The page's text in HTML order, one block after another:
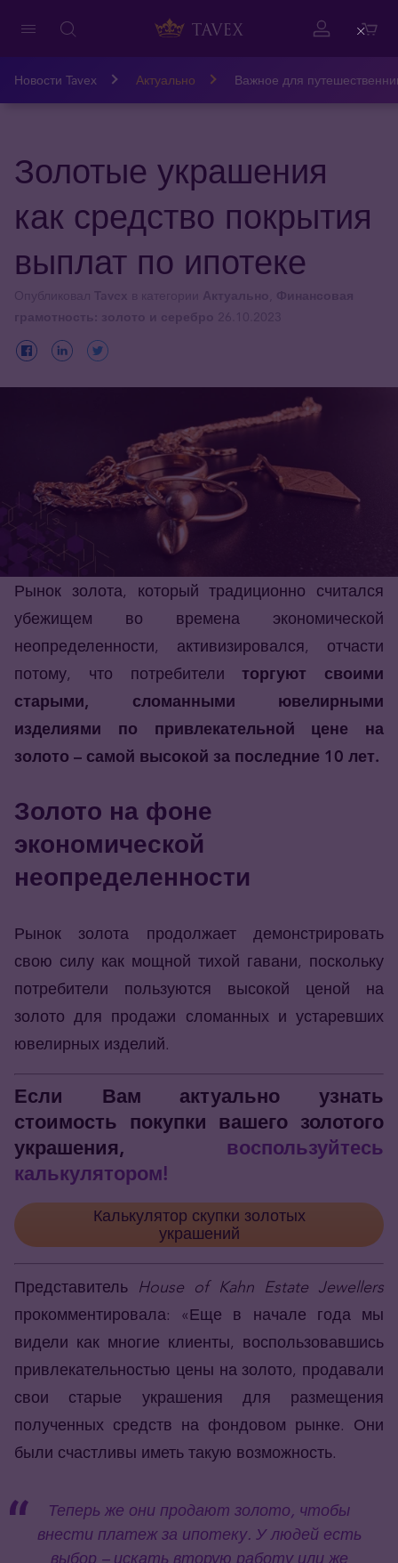
Новости Tavex Актуально Важное для
Золотые украшения
как средство покрытия
выплат по ипотеке
Рынок золота, который традиционно считался
убежищем во времена экономической
неопределенности, активизировался, отчасти
потому, что потребителиторгуют своими
старыми, сломанными ювелирными
изделиями по привлекательной цене на
золото – самой высокой за последние 10 лет.
Золото на фоне
экономической
неопределенности
Рынок золота продолжает демонстрировать
свою силу как мощной тихой гавани, поскольку
потребители пользуются высокой ценой на
золото для продажи сломанных и устаревших
ювелирных изделий.
Если Вам актуально узнать
стоимость покупки вашего золотого
украшения, воспользуйтесь
калькулятором!
Калькулятор скупки золотых
украшений
Представитель House of Kahn Estate Jewellers
прокомментировала: «Еще в начале года мы
видели как многие клиенты, воспользовавшись
привлекательностью цены на золото, продавали
свои старые украшения для размещения
полученных средств на фондовом рынке. Они
были счастливы иметь такую возможность.
Теперь же они продают золото, чтобы
внести платеж за ипотеку. У людей есть
выбор – искать вторую работу или же
Close